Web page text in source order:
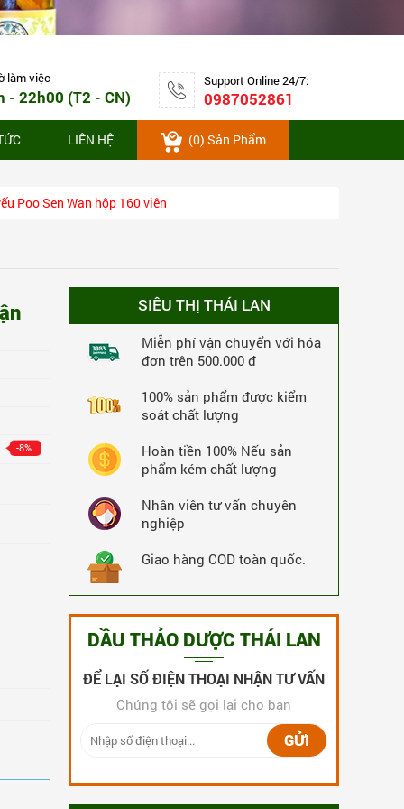
làm việc
- 22h00 (T2 - CN)
Support Online 24/7:
0987052861
LIÊN HỆ (0) Sản Phẩm
Poo Sen Wan hộp 160 viên
-8%
SIÊU THỊ THÁI LAN
Miễn phí vận chuyển với hóa
đơn trên 500.000 đ
100% sản phẩm được kiểm
soát chất lượng
Hoàn tiền 100% Nếu sản
phẩm kém chất lượng
Nhân viên tư vấn chuyên
nghiệp
Giao hàng COD toàn quốc.
DẦU THẢO DƯỢC THÁI LAN
ĐỂ LẠI SỐ ĐIỆN THOẠI NHẬN TƯ VẤN
Chúng tôi sẽ gọi lại cho bạn
GỬI
Thuốc rắn số 10 giảm đau bao tử,
5,172,000 VNĐ -6%
4,872,000 VNĐ MUA NGAY
456 Lượt Xem 456 Lượt Mua
Thuốc rắn số 1 giải độc gan, đặc trị trĩ
3,660,000 VNĐ -8%
3,360,000 VNĐ MUA NGAY
19278 Lượt Xem 19278 Lượt Mua
Thuốc rắn Thái Lan số 1 Kia Tu Tan